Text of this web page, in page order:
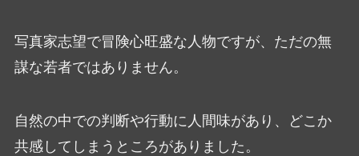
写真家志望で冒険心旺盛な人物ですが、ただの無
謀な若者ではありません。
自然の中での判断や行動に人間味があり、どこか
共感してしまうところがありました。